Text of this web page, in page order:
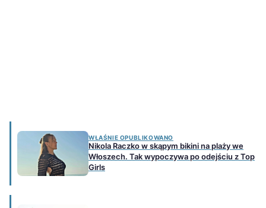
WŁAŚNIE OPUBLIKOWANO
Nikola Raczko w skąpym bikini na plaży we
Włoszech. Tak wypoczywa po odejściu z Top
Girls